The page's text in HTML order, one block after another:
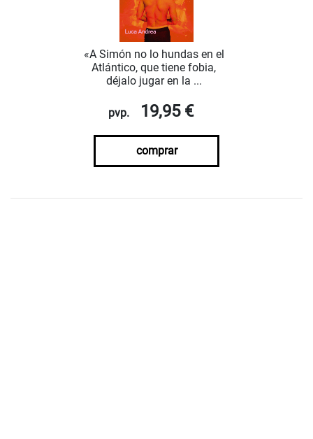
«A Simón no lo hundas en el
Atlántico, que tiene fobia,
déjalo jugar en la ...
pvp. 19,95 €
comprar